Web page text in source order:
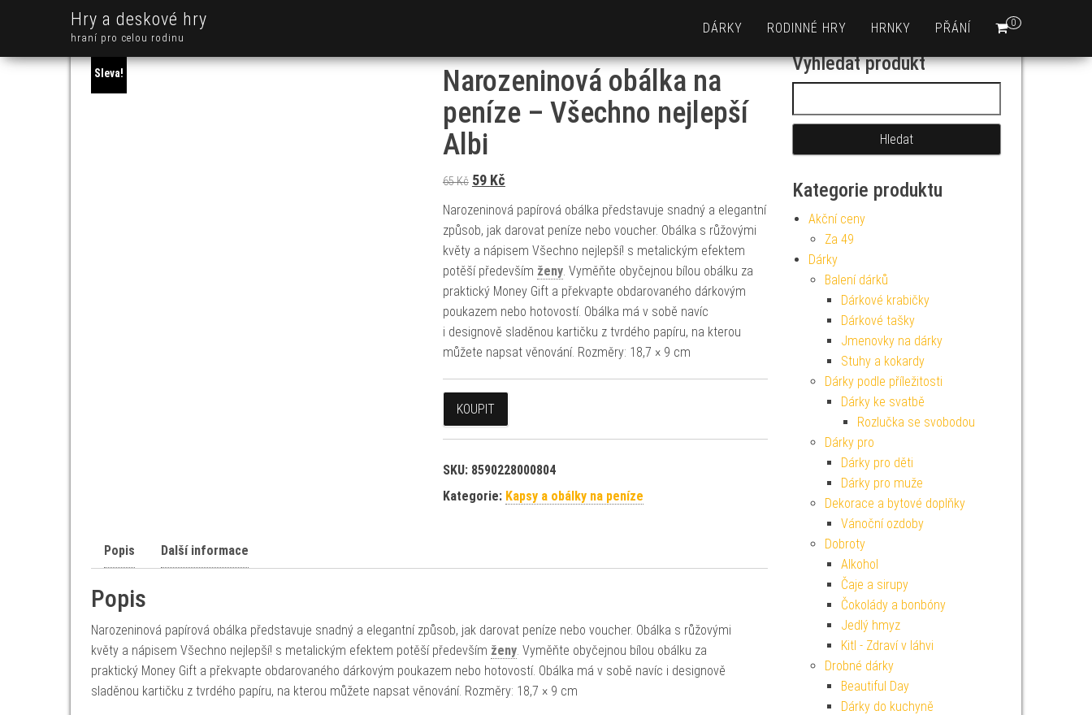
Hry a deskové hry
hraní pro celou rodinu
0
DÁRKY RODINNÉ HRY HRNKY PŘÁNÍ
Sleva!
Narozeninová obálka na
peníze – Všechno nejlepší
Albi
65Kč Původní cena byla: 65 Kč.
59 KčAktuální cena je: 59 Kč.
Narozeninová papírová obálka představuje snadný a elegantní
způsob, jak darovat peníze nebo voucher. Obálka s růžovými
květy a nápisem Všechno nejlepší! s metalickým efektem
potěší především ženy. Vyměňte obyčejnou bílou obálku za
praktický Money Gift a překvapte obdarovaného dárkovým
poukazem nebo hotovostí. Obálka má v sobě navíc
i designově sladěnou kartičku z tvrdého papíru, na kterou
můžete napsat věnování. Rozměry: 18,7 × 9 cm
KOUPIT
SKU: 8590228000804
Kategorie: Kapsy a obálky na peníze
Popis Další informace
Popis
Narozeninová papírová obálka představuje snadný a elegantní způsob, jak darovat peníze nebo voucher. Obálka s růžovými
květy a nápisem Všechno nejlepší! s metalickým efektem potěší především ženy. Vyměňte obyčejnou bílou obálku za
praktický Money Gift a překvapte obdarovaného dárkovým poukazem nebo hotovostí. Obálka má v sobě navíc i designově
sladěnou kartičku z tvrdého papíru, na kterou můžete napsat věnování. Rozměry: 18,7 × 9 cm
Vyhledat produkt
Kategorie produktu
Akční ceny
Za 49
Dárky
Balení dárků
Dárkové krabičky
Dárkové tašky
Jmenovky na dárky
Stuhy a kokardy
Dárky podle příležitosti
Dárky ke svatbě
Rozlučka se svobodou
Dárky pro
Dárky pro děti
Dárky pro muže
Dekorace a bytové doplňky
Vánoční ozdoby
Dobroty
Alkohol
Čaje a sirupy
Čokolády a bonbóny
Jedlý hmyz
Kitl - Zdraví v láhvi
Drobné dárky
Beautiful Day
Dárky do kuchyně